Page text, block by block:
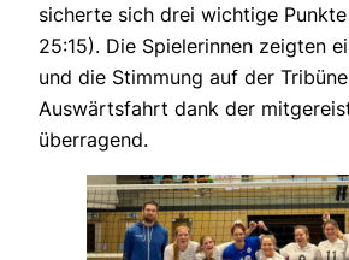
sicherte sich drei wichtige
25:15). Die Spielerinnen zeigten
und die Stimmung auf der
Auswärtsfahrt dank der
überragend.